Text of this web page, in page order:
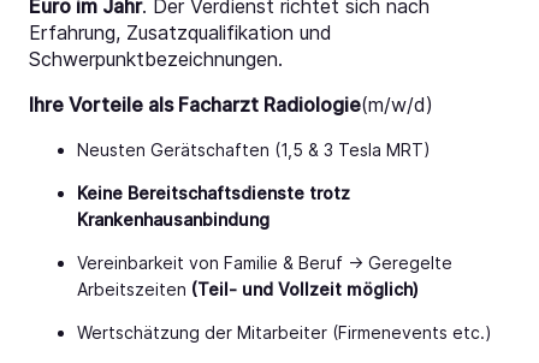
Euro im Jahr. Der Verdienst richtet sich nach
Erfahrung, Zusatzqualifikation und
Schwerpunktbezeichnungen.
Ihre Vorteile als Facharzt Radiologie(m/w/d)
Neusten Gerätschaften (1,5 & 3 Tesla MRT)
Keine Bereitschaftsdienste trotz
Krankenhausanbindung
Vereinbarkeit von Familie & Beruf -> Geregelte
Arbeitszeiten (Teil- und Vollzeit möglich)
Wertschätzung der Mitarbeiter (Firmenevents etc.)